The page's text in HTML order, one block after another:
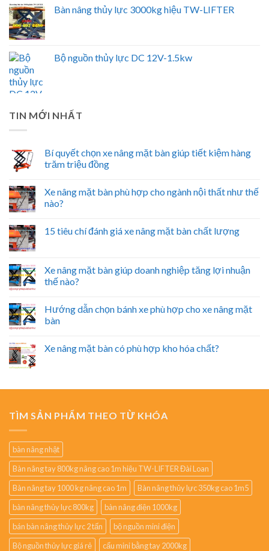
Bàn nâng thủy lực 3000kg hiệu TW-LIFTER
Bộ nguồn thủy lực DC 12V-1.5kw
TIN MỚI NHẤT
Bí quyết chọn xe nâng mặt bàn giúp tiết kiệm hàng
trăm triệu đồng
Xe nâng mặt bàn phù hợp cho ngành nội thất như thế
nào?
15 tiêu chí đánh giá xe nâng mặt bàn chất lượng
Xe nâng mặt bàn giúp doanh nghiệp tăng lợi nhuận
thế nào?
Hướng dẫn chọn bánh xe phù hợp cho xe nâng mặt
bàn
Xe nâng mặt bàn có phù hợp kho hóa chất?
TÌM SẢN PHẨM THEO TỪ KHÓA
bàn nâng nhật
Bàn nâng tay 800kg nâng cao 1m hiệu TW-LIFTER Đài Loan
Bàn nâng tay 1000 kg nâng cao 1m
Bàn nâng thủy lực 350kg cao 1m5
bàn nâng thủy lực 800kg
bàn nâng điện 1000kg
bán bàn nâng thủy lực 2 tấn
bộ nguồn mini điện
Bộ nguồn thủy lực giá rẻ
cẩu mini bằng tay 2000kg